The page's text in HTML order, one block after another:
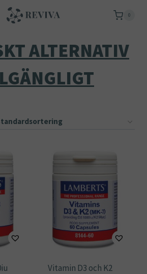
0
ALTERNATIV
Vitamin D3 och K2